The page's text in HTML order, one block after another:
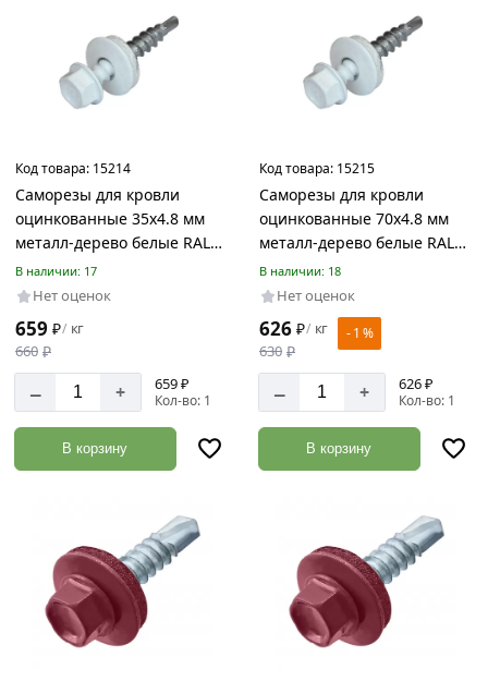
Код товара: 15214
Саморезы для кровли
оцинкованные 35х4.8 мм
металл-дерево белые RAL
9003
В наличии: 17
Нет оценок
659 ₽/ кг
660 ₽
– + 659 ₽
Кол-во: 1
В корзину
Код товара: 15215
Саморезы для кровли
оцинкованные 70х4.8 мм
металл-дерево белые RAL
9003
В наличии: 18
Нет оценок
626 ₽/ кг
630 ₽
- 1 %
– + 626 ₽
Кол-во: 1
В корзину